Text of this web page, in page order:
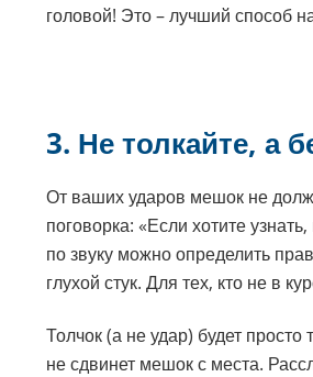
головой! Это – лучший способ
3. Не толкайте, а
От ваших ударов мешок не
поговорка: «Если хотите
по звуку можно определить
глухой стук. Для тех, кто не в
Толчок (а не удар) будет
не сдвинет мешок с места.